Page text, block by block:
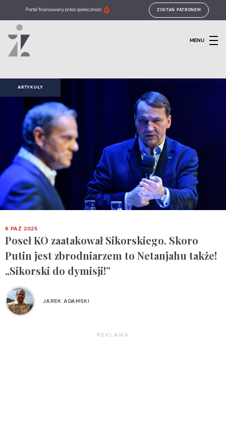
Portal finansowany przez społeczność ZOSTAŃ PATRONEM
MENU
ARTYKUŁY
8 PAŹ 2025
Poseł KO zaatakował Sikorskiego. Skoro
Putin jest zbrodniarzem to Netanjahu także!
„Sikorski do dymisji!”
JAREK ADAMSKI
REKLAMA